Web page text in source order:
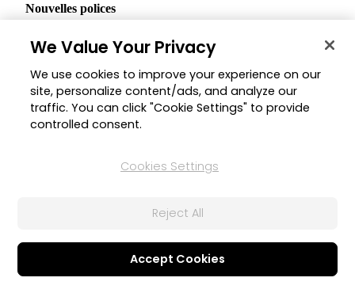
Nouvelles polices
ajoutées pour le japonais et le chinois, améliorant ainsi vos
projets d'édition.
Nouvelles fonctionnalités
We Value Your Privacy
We use cookies to improve your experience on our
site, personalize content/ads, and analyze our
traffic. You can click "Cookie Settings" to provide
controlled consent.
Cookies Settings
Reject All
Accept Cookies